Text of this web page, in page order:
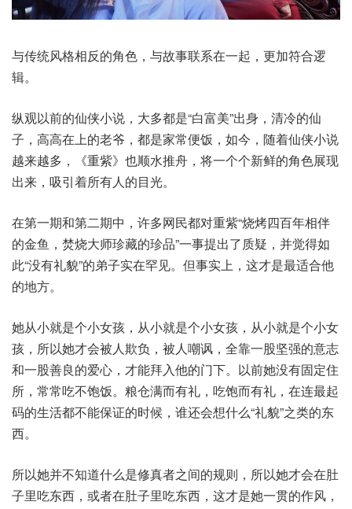
与传统风格相反的角色，与故事联系在一起，更加符合逻
辑。
纵观以前的仙侠小说，大多都是“白富美”出身，清冷的仙
子，高高在上的老爷，都是家常便饭，如今，随着仙侠小说
越来越多，《重紫》也顺水推舟，将一个个新鲜的角色展现
出来，吸引着所有人的目光。
在第一期和第二期中，许多网民都对重紫“烧烤四百年相伴
的金鱼，焚烧大师珍藏的珍品”一事提出了质疑，并觉得如
此“没有礼貌”的弟子实在罕见。但事实上，这才是最适合他
的地方。
她从小就是个小女孩，从小就是个小女孩，从小就是个小女
孩，所以她才会被人欺负，被人嘲讽，全靠一股坚强的意志
和一股善良的爱心，才能拜入他的门下。以前她没有固定住
所，常常吃不饱饭。粮仓满而有礼，吃饱而有礼，在连最起
码的生活都不能保证的时候，谁还会想什么“礼貌”之类的东
西。
所以她并不知道什么是修真者之间的规则，所以她才会在肚
子里吃东西，或者在肚子里吃东西，这才是她一贯的作风，